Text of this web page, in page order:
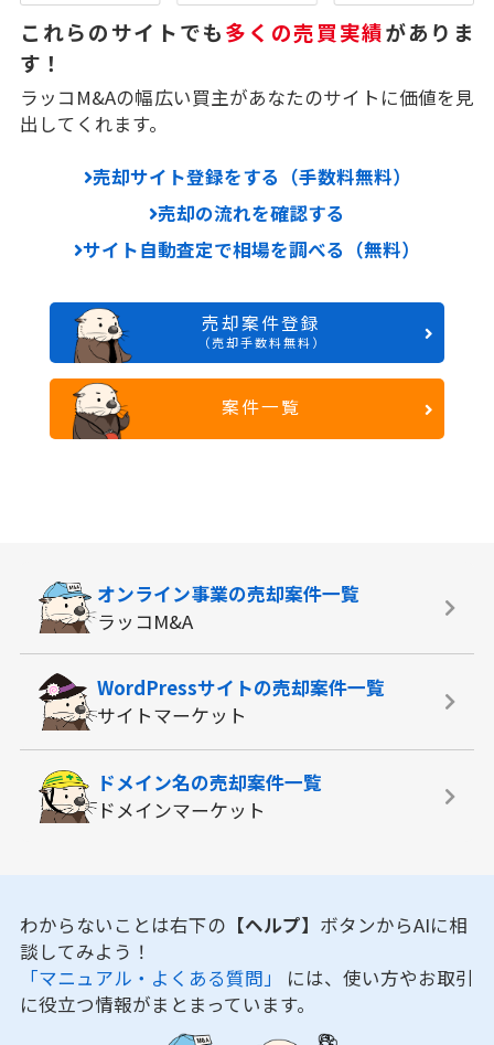
これらのサイトでも多くの売買実績がありま
す！
ラッコM&Aの幅広い買主があなたのサイトに価値を見
出してくれます。
売却サイト登録をする（手数料無料）
売却の流れを確認する
サイト自動査定で相場を調べる（無料）
売却案件登録
（売却手数料無料）
案件一覧
オンライン事業の売却案件一覧
ラッコM&A
WordPressサイトの売却案件一覧
サイトマーケット
ドメイン名の売却案件一覧
ドメインマーケット
わからないことは右下の 【ヘルプ】 ボタンからAIに相
談してみよう！
「マニュアル・よくある質問」 には、使い方やお取引
に役立つ情報がまとまっています。